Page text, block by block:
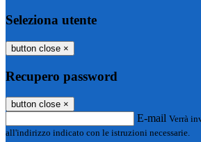
Seleziona utente
button close ×
Recupero password
button close ×
E-mail Verrà
all'indirizzo indicato con le istruzioni necessarie.